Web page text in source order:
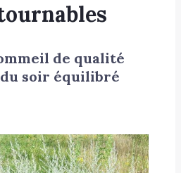
de qualité
soir équilibré